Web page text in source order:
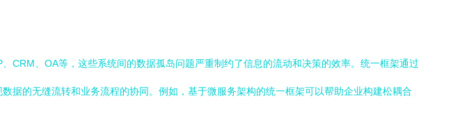
CRM、OA等，这些系统间的数据孤岛问题严重制约了信息的流动和决策的效率。统一框架通过
据的无缝流转和业务流程的协同。例如，基于微服务架构的统一框架可以帮助企业构建松耦合